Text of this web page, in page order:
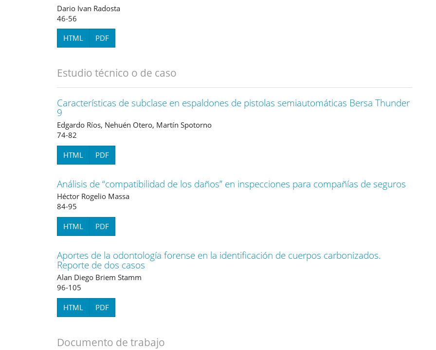
Dario Ivan Radosta
46-56
HTML PDF
Estudio técnico o de caso
Características de subclase en espaldones de pistolas semiautomáticas Bersa Thunder
9
Edgardo Ríos, Nehuén Otero, Martín Spotorno
74-82
HTML PDF
Análisis de “compatibilidad de los daños” en inspecciones para compañías de seguros
Héctor Rogelio Massa
84-95
HTML PDF
Aportes de la odontología forense en la identificación de cuerpos carbonizados.
Reporte de dos casos
Alan Diego Briem Stamm
96-105
HTML PDF
Documento de trabajo